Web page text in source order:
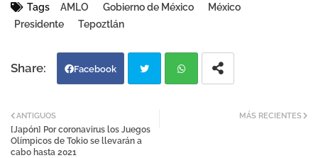
Tags AMLO Gobierno de México
México
Presidente
Tepoztlán
Facebook
tter
MÁS RECIENTES
ANTIGUOS
[Japón] Por coronavirus los Juegos
Olímpicos de Tokio se llevarán a
cabo hasta 2021